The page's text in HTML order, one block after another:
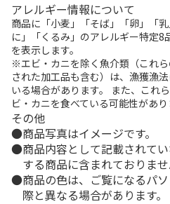
アレルギー情報について
商品に「小麦」「そば」「卵」「
に」「くるみ」のアレルギー特定8
を表示します。
※エビ・カニを除く魚介類（これ
された加工品も含む）は、漁獲漁
いる場合があります。 また、これ
ビ・カニを食べている可能性があり
その他
商品写真はイメージです。
商品内容として記載されて
する商品に含まれておりませ
商品の色は、ご覧になるパ
際と異なる場合があります。